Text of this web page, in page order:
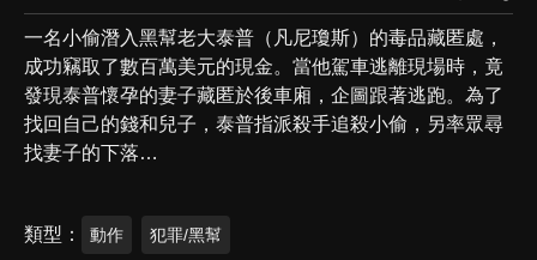
一名小偷潛入黑幫老大泰普（凡尼瓊斯）的毒品藏匿處，
成功竊取了數百萬美元的現金。當他駕車逃離現場時，竟
發現泰普懷孕的妻子藏匿於後車廂，企圖跟著逃跑。為了
找回自己的錢和兒子，泰普指派殺手追殺小偷，另率眾尋
找妻子的下落…
類型 動作 犯罪/黑幫